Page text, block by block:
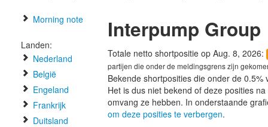
Morning note
Landen:
Nederland
België
Engeland
Frankrijk
Duitsland
Interpump Group
Totale netto shortpositie op Aug. 8, 2026:
partijen die onder de meldingsgrens zijn
Bekende shortposities die onder de
Het is dus niet bekend of deze posities
omvang ze hebben. In onderstaande
om deze posities te verbergen.